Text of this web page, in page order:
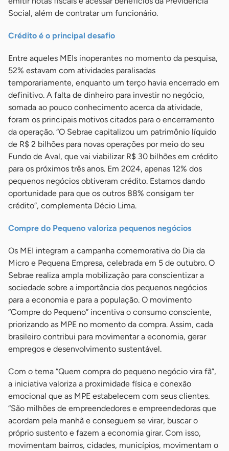
Social, além de contratar um funcionário.
Crédito é o principal desafio
Entre aqueles MEIs inoperantes no momento da pesquisa,
52% estavam com atividades paralisadas
temporariamente, enquanto um terço havia encerrado em
definitivo. A falta de dinheiro para investir no negócio,
somada ao pouco conhecimento acerca da atividade,
foram os principais motivos citados para o encerramento
da operação. “O Sebrae capitalizou um patrimônio líquido
de R$ 2 bilhões para novas operações por meio do seu
Fundo de Aval, que vai viabilizar R$ 30 bilhões em crédito
para os próximos três anos. Em 2024, apenas 12% dos
pequenos negócios obtiveram crédito. Estamos dando
oportunidade para que os outros 88% consigam ter
crédito”, complementa Décio Lima.
Compre do Pequeno valoriza pequenos negócios
Os MEI integram a campanha comemorativa do Dia da
Micro e Pequena Empresa, celebrada em 5 de outubro. O
Sebrae realiza ampla mobilização para conscientizar a
sociedade sobre a importância dos pequenos negócios
para a economia e para a população. O movimento
“Compre do Pequeno” incentiva o consumo consciente,
priorizando as MPE no momento da compra. Assim, cada
brasileiro contribui para movimentar a economia, gerar
empregos e desenvolvimento sustentável.
Com o tema “Quem compra do pequeno negócio vira fã”,
a iniciativa valoriza a proximidade física e conexão
emocional que as MPE estabelecem com seus clientes.
“São milhões de empreendedores e empreendedoras que
acordam pela manhã e conseguem se virar, buscar o
próprio sustento e fazem a economia girar. Com isso,
movimentam bairros, cidades, municípios, movimentam o